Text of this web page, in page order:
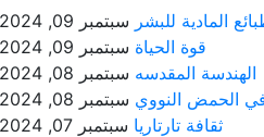
المادية للبشر سبتمبر 09, 2024
قوة الحياة سبتمبر 09, 2024
الهندسة المقدسه سبتمبر 08, 2024
في الحمض النووي سبتمبر 08, 2024
ثقافة تارتاريا سبتمبر 07, 2024